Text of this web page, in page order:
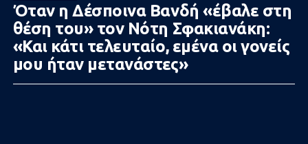
Όταν η Δέσποινα Βανδή «έβαλε στη
θέση του» τον Νότη Σφακιανάκη:
«Και κάτι τελευταίο, εμένα οι γονείς
μου ήταν μετανάστες»